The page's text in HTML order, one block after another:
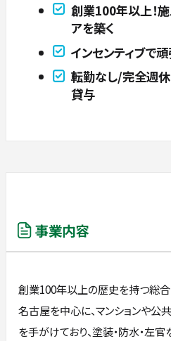
創業100年以上！
アを築く
インセンティブで
転勤なし/完全週
貸与
事業内容
創業100年以上の歴史を持つ総合
名古屋を中心に、マンションや公
を手がけており、塗装・防水・左